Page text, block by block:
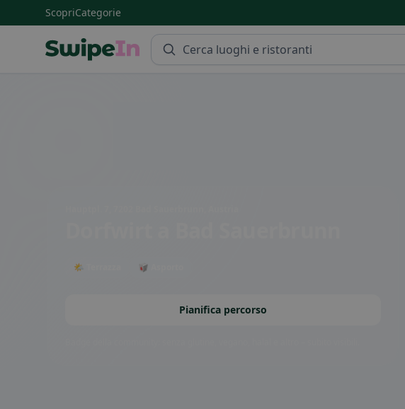
ScopriCategorie
🌤 Terrazza 🥡 Asporto
Pianifica percorso